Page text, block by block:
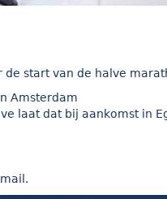
start van de halve
Amsterdam
laat dat bij aankomst in